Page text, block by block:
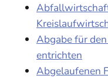
Abgabe für
entrichten
Abgelaufenen